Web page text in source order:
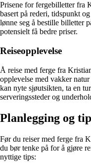
Prisene for fergebilletter fra
basert på rederi, tidspunkt
lønne seg å bestille billetter
potensielt få bedre priser.
Reiseopplevelse
Å reise med ferge fra
opplevelse med vakker
kan nyte sjøutsikten, ta en
serveringssteder og
Planlegging og
Før du reiser med ferge fra
du bør tenke på for å gjøre
nyttige tips: